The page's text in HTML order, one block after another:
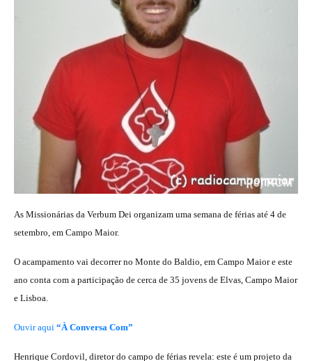
As Missionárias da Verbum Dei organizam uma semana de férias até 4 de
setembro, em Campo Maior.
O acampamento vai decorrer no Monte do Baldio, em Campo Maior e este
ano conta com a participação de cerca de 35 jovens de Elvas, Campo Maior
e Lisboa.
Ouvir aqui “À Conversa Com”
Henrique Cordovil, diretor do campo de férias revela: este é um projeto da